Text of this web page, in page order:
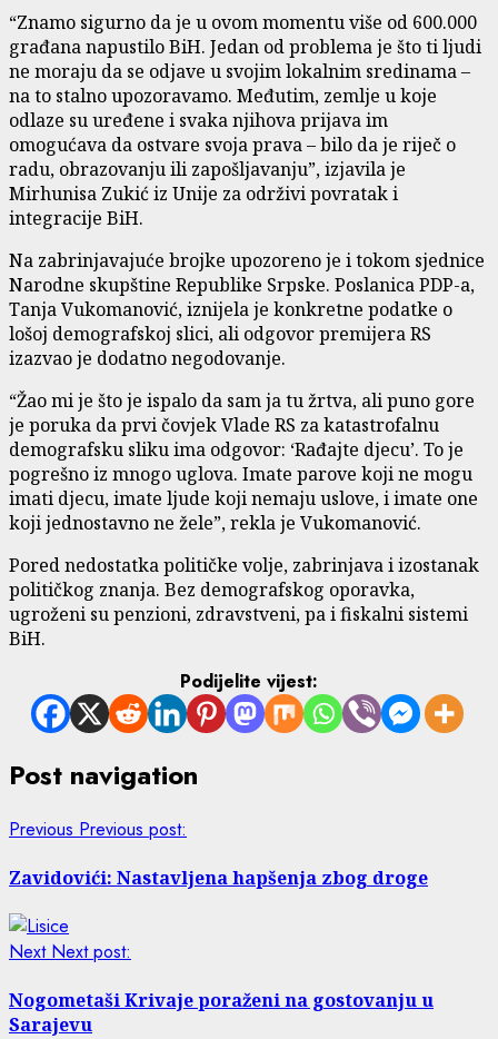
“Znamo sigurno da je u ovom momentu više od 600.000
građana napustilo BiH. Jedan od problema je što ti ljudi
ne moraju da se odjave u svojim lokalnim sredinama –
na to stalno upozoravamo. Međutim, zemlje u koje
odlaze su uređene i svaka njihova prijava im
omogućava da ostvare svoja prava – bilo da je riječ o
radu, obrazovanju ili zapošljavanju”, izjavila je
Mirhunisa Zukić iz Unije za održivi povratak i
integracije BiH.
Na zabrinjavajuće brojke upozoreno je i tokom sjednice
Narodne skupštine Republike Srpske. Poslanica PDP-a,
Tanja Vukomanović, iznijela je konkretne podatke o
lošoj demografskoj slici, ali odgovor premijera RS
izazvao je dodatno negodovanje.
“Žao mi je što je ispalo da sam ja tu žrtva, ali puno gore
je poruka da prvi čovjek Vlade RS za katastrofalnu
demografsku sliku ima odgovor: ‘Rađajte djecu’. To je
pogrešno iz mnogo uglova. Imate parove koji ne mogu
imati djecu, imate ljude koji nemaju uslove, i imate one
koji jednostavno ne žele”, rekla je Vukomanović.
Pored nedostatka političke volje, zabrinjava i izostanak
političkog znanja. Bez demografskog oporavka,
ugroženi su penzioni, zdravstveni, pa i fiskalni sistemi
BiH.
Podijelite vijest:
Post navigation
Previous Previous post:
Zavidovići: Nastavljena hapšenja zbog droge
Next Next post:
Nogometaši Krivaje poraženi na gostovanju u
Sarajevu